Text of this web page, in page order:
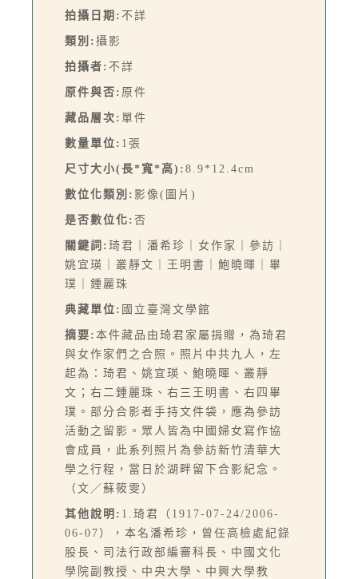
拍攝日期: 不詳
類別: 攝影
拍攝者: 不詳
原件與否: 原件
藏品層次: 單件
數量單位: 1張
尺寸大小(長*寬*高): 8.9*12.4cm
數位化類別: 影像(圖片)
是否數位化: 否
關鍵詞: 琦君｜潘希珍｜女作家｜參訪｜
姚宜瑛｜叢靜文｜王明書｜鮑曉暉｜畢
璞｜鍾麗珠
典藏單位: 國立臺灣文學館
摘要: 本件藏品由琦君家屬捐贈，為琦君
與女作家們之合照。照片中共九人，左
起為：琦君、姚宜瑛、鮑曉暉、叢靜
文；右二鍾麗珠、右三王明書、右四畢
璞。部分合影者手持文件袋，應為參訪
活動之留影。眾人皆為中國婦女寫作協
會成員，此系列照片為參訪新竹清華大
學之行程，當日於湖畔留下合影紀念。
（文／蘇筱雯）
其他說明: 1.琦君（1917-07-24/2006-
06-07），本名潘希珍，曾任高檢處紀錄
股長、司法行政部編審科長、中國文化
學院副教授、中央大學、中興大學教